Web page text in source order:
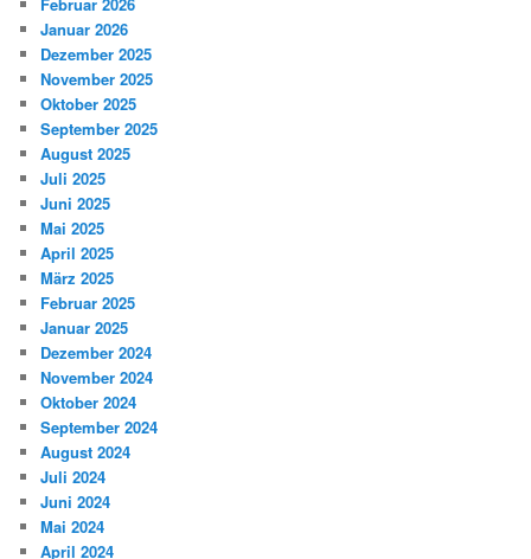
Februar 2026
Januar 2026
Dezember 2025
November 2025
Oktober 2025
September 2025
August 2025
Juli 2025
Juni 2025
Mai 2025
April 2025
März 2025
Februar 2025
Januar 2025
Dezember 2024
November 2024
Oktober 2024
September 2024
August 2024
Juli 2024
Juni 2024
Mai 2024
April 2024